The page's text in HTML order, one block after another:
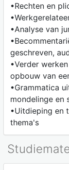
•Rechten en
•Analyse van
geschreven,
•Verder
opbouw van
•Grammatica
mondelinge en
•Uitdieping en
thema's